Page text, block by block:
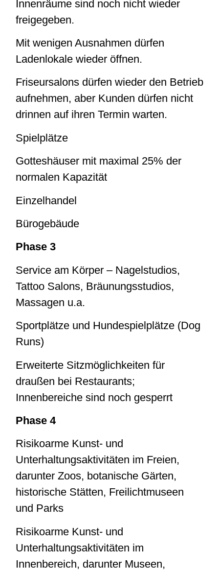
Innenräume sind noch nicht wieder
freigegeben.
Mit wenigen Ausnahmen dürfen
Ladenlokale wieder öffnen.
Friseursalons dürfen wieder den Betrieb
aufnehmen, aber Kunden dürfen nicht
drinnen auf ihren Termin warten.
Spielplätze
Gotteshäuser mit maximal 25% der
normalen Kapazität
Einzelhandel
Bürogebäude
Phase 3
Service am Körper – Nagelstudios,
Tattoo Salons, Bräunungsstudios,
Massagen u.a.
Sportplätze und Hundespielplätze (Dog
Runs)
Erweiterte Sitzmöglichkeiten für
draußen bei Restaurants;
Innenbereiche sind noch gesperrt
Phase 4
Risikoarme Kunst- und
Unterhaltungsaktivitäten im Freien,
darunter Zoos, botanische Gärten,
historische Stätten, Freilichtmuseen
und Parks
Risikoarme Kunst- und
Unterhaltungsaktivitäten im
Innenbereich, darunter Museen,